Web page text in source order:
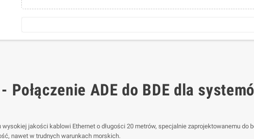
Połączenie ADE do BDE dla
jakości kablowi Ethernet o długości 20 metrów, specjalnie zaprojektowanemu do
nawet w trudnych warunkach morskich.